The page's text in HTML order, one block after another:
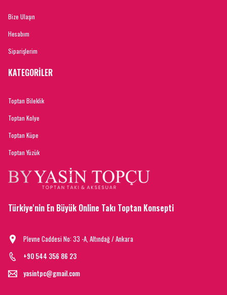
Bize Ulaşın
Hesabım
Siparişlerim
KATEGORİLER
Toptan Bileklik
Toptan Kolye
Toptan Küpe
Toptan Yüzük
Türkiye'nin En Büyük Online Takı Toptan Konsepti
Plevne Caddesi No: 33 -A, Altındağ / Ankara
+90 544 356 86 23
yasintpc@gmail.com